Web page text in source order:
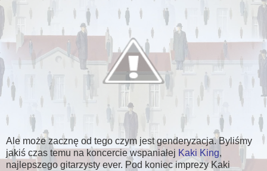
Ale może zacznę od tego czym jest genderyzacja. Byliśmy
jakiś czas temu na koncercie wspaniałej Kaki King,
najlepszego gitarzysty ever. Pod koniec imprezy Kaki